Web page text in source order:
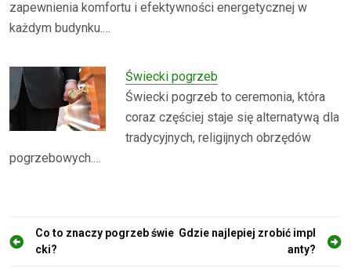
zapewnienia komfortu i efektywności energetycznej w
każdym budynku.…
Świecki pogrzeb
Świecki pogrzeb to ceremonia, która
coraz częściej staje się alternatywą dla
tradycyjnych, religijnych obrzędów
pogrzebowych.…
N
Co to znaczy pogrzeb świe
cki?
Gdzie najlepiej zrobić impl
anty?